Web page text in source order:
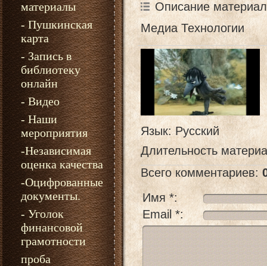
материалы
- Пушкинская
карта
- Запись в
библиотеку
онлайн
- Видео
- Наши
мероприятия
-Независимая
оценка качества
-Оцифрованные
документы.
- Уголок
финансовой
грамотности
проба
Описание
Медиа Технологии
Язык: Русский
Длительность
Всего комментариев:
Имя *:
Email *: